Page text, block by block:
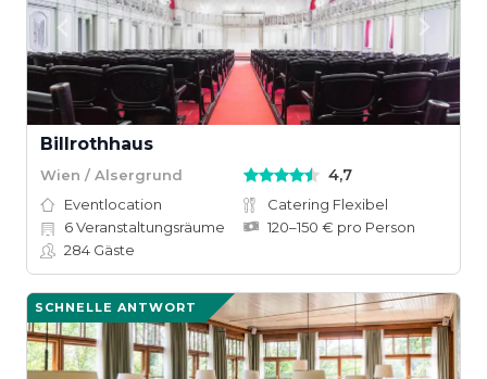
Billrothhaus
Wien / Alsergrund 4,7
Eventlocation
Catering Flexibel
6Veranstaltungsräume
120–150 € pro Person
284 Gäste
SCHNELLE ANTWORT